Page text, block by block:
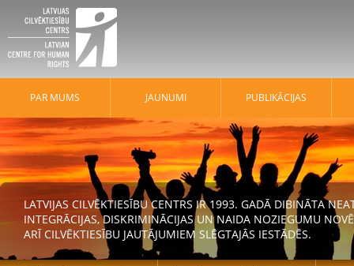
PAR MUMS JAUNUMI PUBLIKĀCIJAS
LATVIJAS CILVĒKTIESĪBU CENTRS IR 1993. GADĀ DIBINĀTA
INTEGRĀCIJAS, DISKRIMINĀCIJAS UN NAIDA NOZIEGUMU
ARĪ CILVĒKTIESĪBU JAUTĀJUMIEM SLĒGTAJĀS IESTĀDĒS.